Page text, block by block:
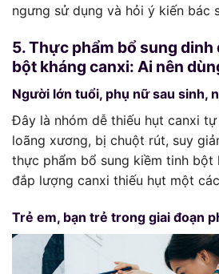
ngưng sử dụng và hỏi ý kiến bác
5. Thực phẩm bổ sung
bột kháng canxi: Ai nên
Người lớn tuổi, phụ nữ sau sinh,
Đây là nhóm dễ thiếu hụt canxi
loãng xương, bị chuột rút, suy
thực phẩm bổ sung kiềm tinh bột
đắp lượng canxi thiếu hụt một
Trẻ em, bạn trẻ trong giai đoạn